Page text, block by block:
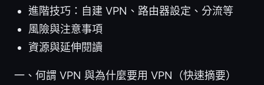
進階技巧：自建 VPN、路由器設定、分流等
風險與注意事項
資源與延伸閱讀
一、何謂 VPN 與為什麼要用 VPN（快速摘要）